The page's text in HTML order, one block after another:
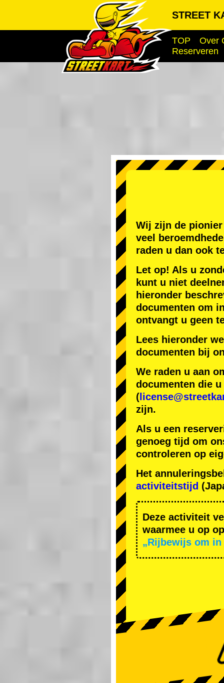
STREET
TOP
Over
Reserveren
Wij zijn de pionier
veel
raden u dan ook
Let op! Als u
kunt u niet
hieronder
documenten om
ontvangt u geen
Lees hieronder
documenten bij
We raden u aan
documenten die
(
zijn.
Als u een
genoeg tijd om
controleren op
Het
activiteitstijd
Deze activiteit
waarmee u op
„Rijbewijs om